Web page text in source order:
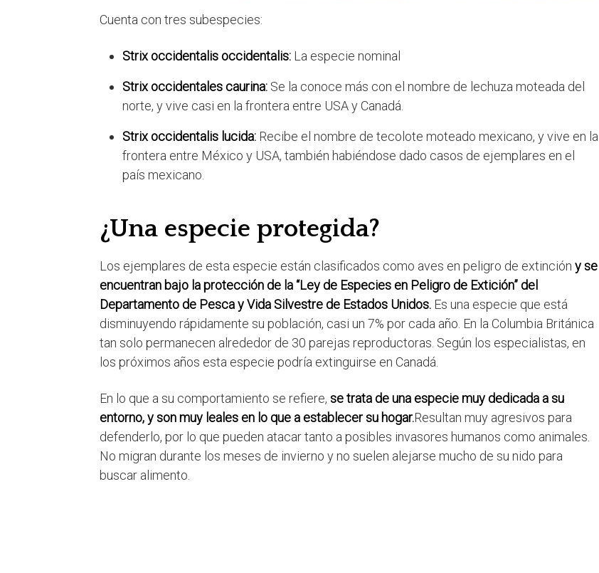
Cuenta con tres subespecies:
Strix occidentalis occidentalis: La especie nominal
Strix occidentales caurina: Se la conoce más con el nombre de lechuza moteada del
norte, y vive casi en la frontera entre USA y Canadá.
Strix occidentalis lucida: Recibe el nombre de tecolote moteado mexicano, y vive en la
frontera entre México y USA, también habiéndose dado casos de ejemplares en el
país mexicano.
¿Una especie protegida?
Los ejemplares de esta especie están clasificados como aves en peligro de extinción y se
encuentran bajo la protección de la “Ley de Especies en Peligro de Extición” del
Departamento de Pesca y Vida Silvestre de Estados Unidos. Es una especie que está
disminuyendo rápidamente su población, casi un 7% por cada año. En la Columbia Británica
tan solo permanecen alrededor de 30 parejas reproductoras. Según los especialistas, en
los próximos años esta especie podría extinguirse en Canadá.
En lo que a su comportamiento se refiere, se trata de una especie muy dedicada a su
entorno, y son muy leales en lo que a establecer su hogar.Resultan muy agresivos para
defenderlo, por lo que pueden atacar tanto a posibles invasores humanos como animales.
No migran durante los meses de invierno y no suelen alejarse mucho de su nido para
buscar alimento.